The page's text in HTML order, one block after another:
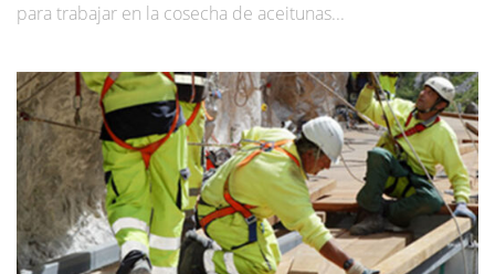
para trabajar en la cosecha de aceitunas...